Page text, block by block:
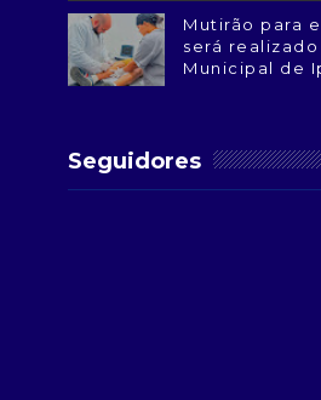
Mutirão para
será
Municipal de
Seguidores